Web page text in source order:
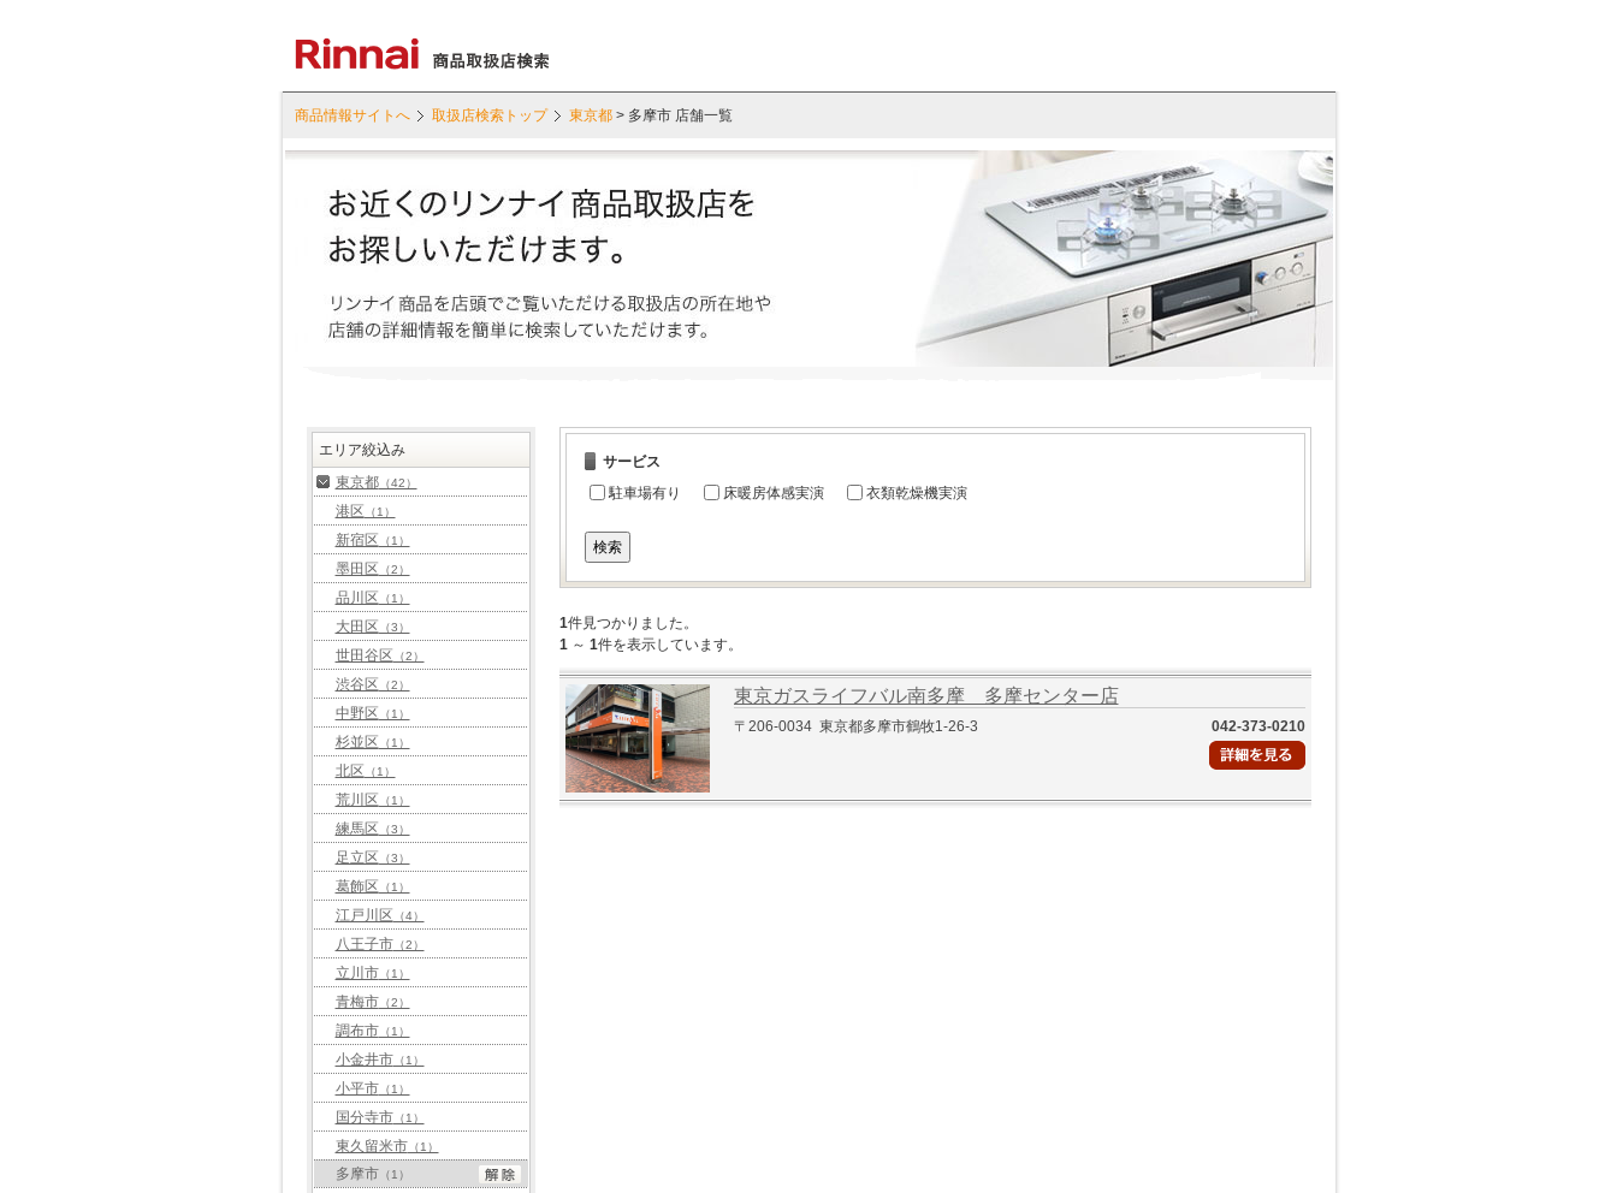
商品情報サイトへ 取扱店検索トップ 東京都> 多摩市 店舗一覧
サービス
駐車場有り
床暖房体感実演 衣類乾燥機実演
1件見つかりました。
1～ 1件を表示しています。
東京ガスライフバル南多摩 多摩センター店
〒206-0034 東京都多摩市鶴牧1-26-3 042-373-0210
エリア絞込み
東京都（42）
港区 （1）
新宿区 （1）
墨田区 （2）
品川区 （1）
大田区 （3）
世田谷区 （2）
渋谷区 （2）
中野区 （1）
杉並区 （1）
北区 （1）
荒川区 （1）
練馬区 （3）
足立区 （3）
葛飾区 （1）
江戸川区 （4）
八王子市（2）
立川市（1）
青梅市（2）
調布市（1）
小金井市（1）
小平市（1）
国分寺市（1）
東久留米市（1）
多摩市（1）